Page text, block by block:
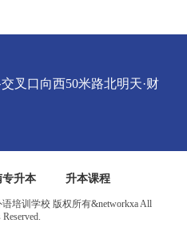
叉口向西50米路北明天·财
专升本 升本课程
培训学校 版权所有&networkxa All